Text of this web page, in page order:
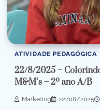
ATIVIDADE PEDAGÓGICA
22/8/2025 –
M&M’s – 2º ano A/B
Marketing 22/08/2025